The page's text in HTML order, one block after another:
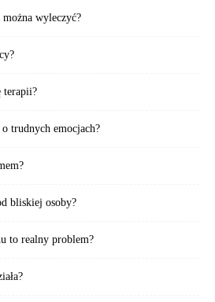
wyleczyć?
terapii?
trudnych emocjach?
bliskiej osoby?
to realny problem?